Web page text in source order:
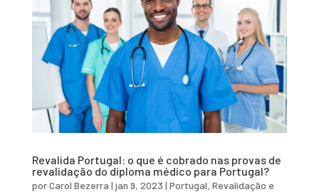
Revalida Portugal: o que é cobrado nas provas de
revalidação do diploma médico para Portugal?
porCarol Bezerra | jan 9, 2023 | Portugal, Revalidação e